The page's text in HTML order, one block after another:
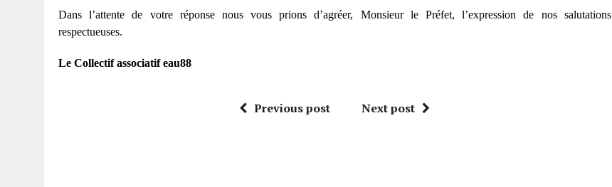
Dans l’attente de votre réponse nous vous prions d’agréer, Monsieur le Préfet, l’expression de nos salutations
respectueuses.
Le Collectif associatif eau88
Previous post Next post